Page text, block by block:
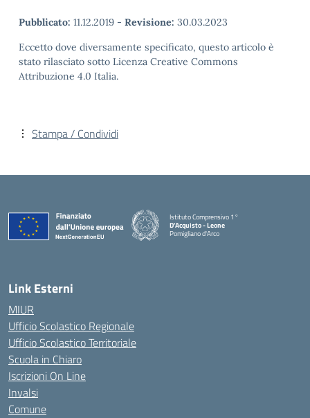
Pubblicato: 11.12.2019 - Revisione: 30.03.2023
Eccetto dove diversamente specificato, questo articolo è
stato rilasciato sotto Licenza Creative Commons
Attribuzione 4.0 Italia.
Stampa / Condividi
Istituto Comprensivo 1°
D'Acquisto - Leone
Pomigliano d'Arco
— Visita la pagina iniziale della scuola
Link Esterni
MIUR
Ufficio Scolastico Regionale
Ufficio Scolastico Territoriale
Scuola in Chiaro
Iscrizioni On Line
Invalsi
Comune